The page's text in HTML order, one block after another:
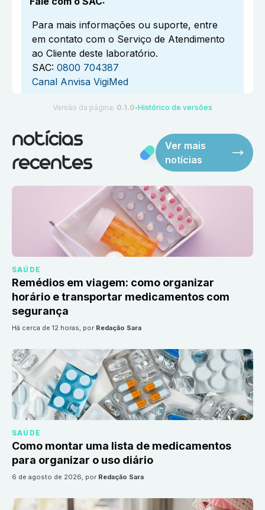
Para mais informações ou suporte, entre
em contato com o Serviço de Atendimento
ao Cliente deste laboratório.
SAC: 0800 704387
Canal Anvisa VigiMed
Versão da página: 0.1.0 ●Histórico de versões
notícias
recentes
Ver mais
notícias
SAÚDE
Remédios em viagem: como organizar
horário e transportar medicamentos com
segurança
há cerca de 12 horas, por Redação Sara
SAÚDE
Como montar uma lista de medicamentos
para organizar o uso diário
6 de agosto de 2026, por Redação Sara